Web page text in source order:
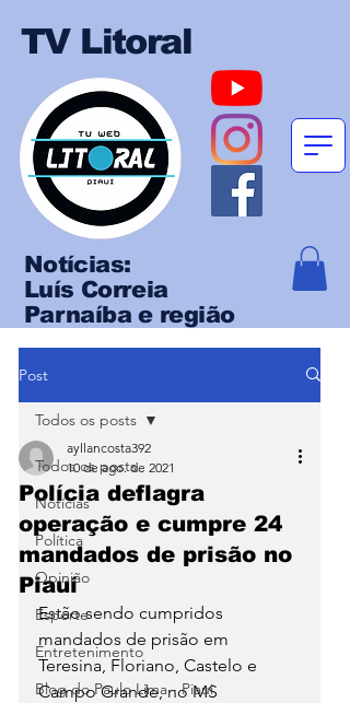
TV Litoral
Notícias:
Luís Correia
Parnaíba e região
Post
Todos os posts
Notícias
Política
Opinião
Esporte
Entretenimento
Blog do Paulo Lima - Piaui
Todos os posts
Polícia deflagra
operação e cumpre 24
mandados de prisão no
Piauí
ayllancosta392
10 de ago. de 2021
Estão sendo cumpridos
mandados de prisão em
Teresina, Floriano, Castelo e
Campo Grande, no MS